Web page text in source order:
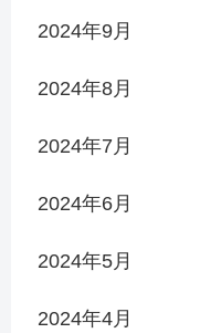
2024年9月
2024年8月
2024年7月
2024年6月
2024年5月
2024年4月